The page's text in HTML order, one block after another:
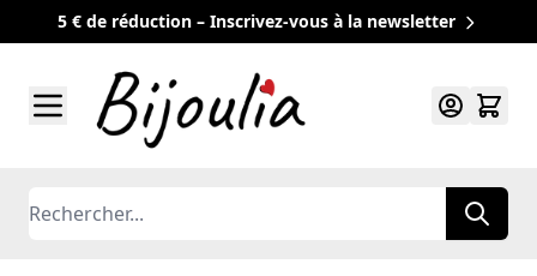
5 € de réduction – Inscrivez-vous à la newsletter
Rechercher